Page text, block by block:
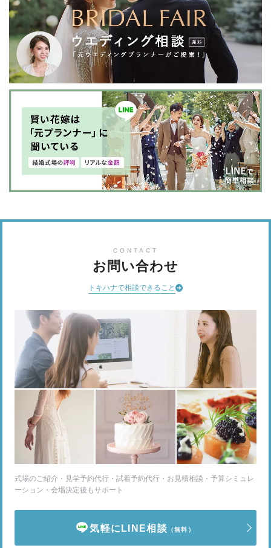
CONTACT
お問い合わせ
トキハナで相談できること
式場のご紹介・見学予約代行・試着予約代行・お見積相談・予算シミュレ
ーション・会場決定後もサポート
気軽にLINE相談 （無料）